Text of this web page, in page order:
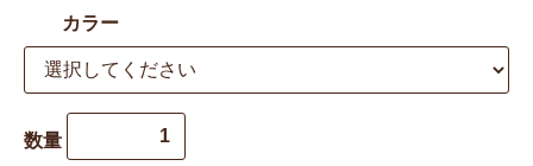
カラー
数量